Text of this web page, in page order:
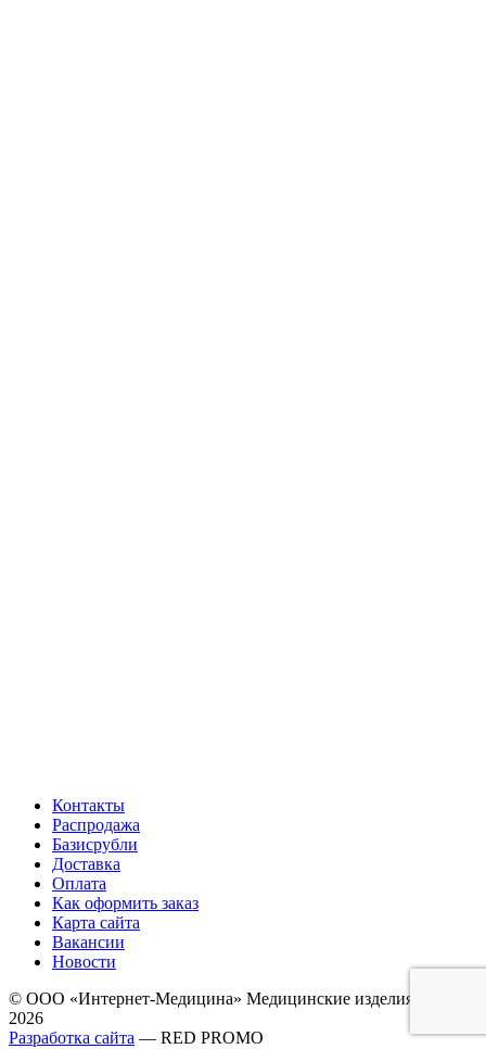
Контакты
Распродажа
Базисрубли
Доставка
Оплата
Как оформить заказ
Карта сайта
Вакансии
Новости
© ООО «Интернет-Медицина» Медицинские изделия, 2009-
2026
Разработка сайта — RED PROMO